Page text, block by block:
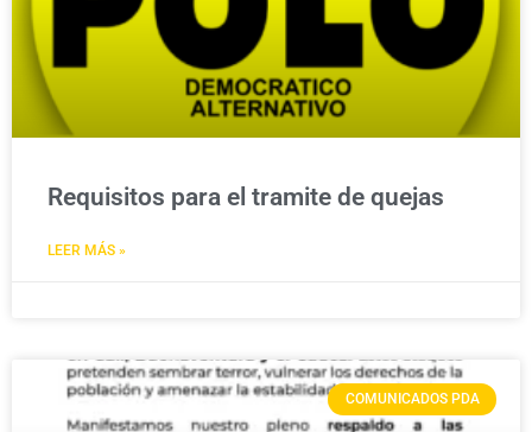
Requisitos para el tramite de quejas
LEER MÁS »
COMUNICADOS PDA